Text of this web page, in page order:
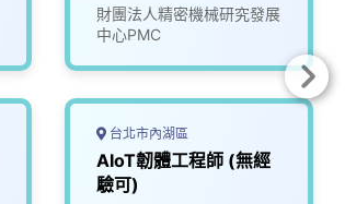
財團法人精密機械研究發展
中心PMC
台北市內湖區
AIoT韌體工程師 (無經
驗可)